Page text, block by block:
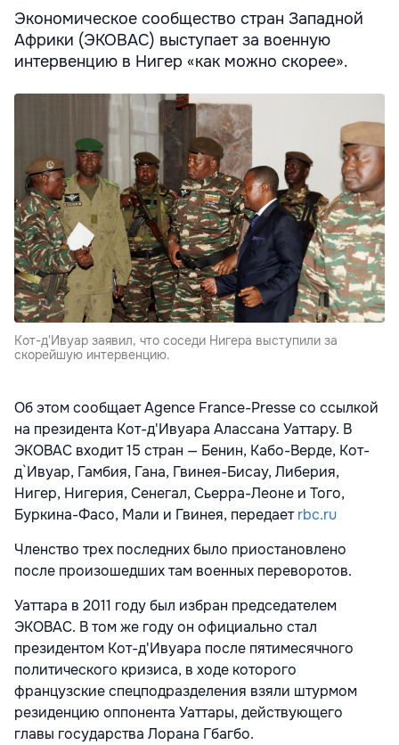
Экономическое сообщество стран Западной
Африки (ЭКОВАС) выступает за военную
интервенцию в Нигер «как можно скорее».
Кот-д'Ивуар заявил, что соседи Нигера выступили за
скорейшую интервенцию.
Об этом сообщает Agence France-Presse со ссылкой
на президента Кот-д'Ивуара Алассана Уаттару. В
ЭКОВАС входит 15 стран — Бенин, Кабо-Верде, Кот-
д`Ивуар, Гамбия, Гана, Гвинея-Бисау, Либерия,
Нигер, Нигерия, Сенегал, Сьерра-Леоне и Того,
Буркина-Фасо, Мали и Гвинея, передаетrbc.ru
Членство трех последних было приостановлено
после произошедших там военных переворотов.
Уаттара в 2011 году был избран председателем
ЭКОВАС. В том же году он официально стал
президентом Кот-д'Ивуара после пятимесячного
политического кризиса, в ходе которого
французские спецподразделения взяли штурмом
резиденцию оппонента Уаттары, действующего
главы государства Лорана Гбагбо.